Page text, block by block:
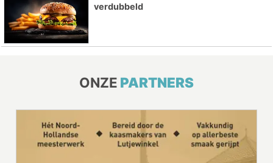
verdubbeld
ONZE PARTNERS